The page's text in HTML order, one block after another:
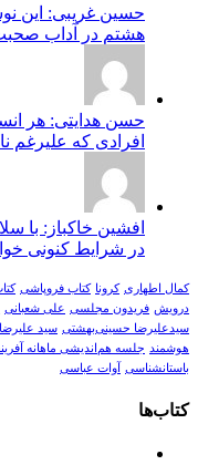
حسین غریبی: این
هشتم در آداب
حسن هدایتی: هر
افرادی که علیرغم
افشین خاکباز: با
در شرایط کنونی
کمال اطهاری کرونا کتاب فروپاشی
درویش فریدون مجلسی علی شعبانی
سیدعلیرضا حسینی‌بهشتی سید
هوشمند
جلسه هم‌اندیشی ماهانه
باستانشناسی
آوات عباسی
کتاب‌ها